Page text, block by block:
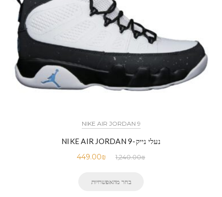
NIKE AIR JORDAN 9
נעלי נייק-NIKE AIR JORDAN 9
1,240.00₪
449.00₪
בחר מהאפשרויות